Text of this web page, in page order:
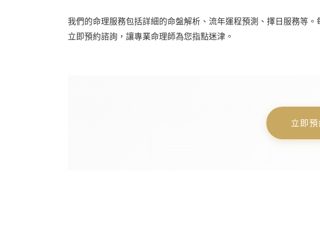
我們的命理服務包括詳細的命盤解析、流年運程預測、擇日服務等
立即預約諮詢，讓專業命理師為您指點迷津。
立即